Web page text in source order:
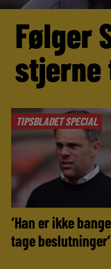
Følger
TIPSBLADET SPECIAL
‘Han er ikke
tage beslutninger’